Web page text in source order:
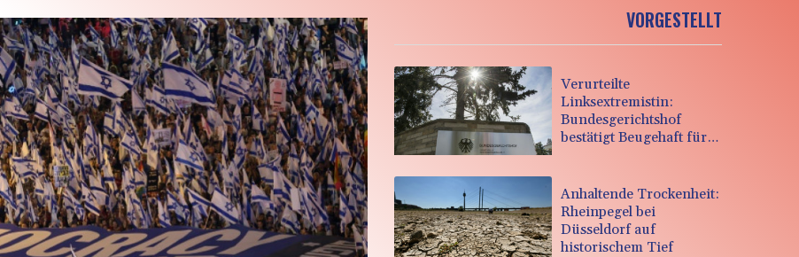
VORGESTELLT
Verurteilte
Linksextremistin:
Bundesgerichtshof
bestätigt Beugehaft für
Anhaltende Trockenheit:
Rheinpegel bei
Düsseldorf auf
historischem Tief